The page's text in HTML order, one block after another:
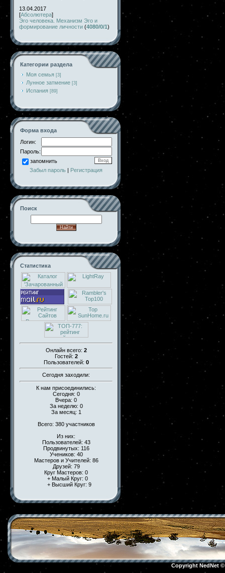
13.04.2017
[Абсолютера]
Эго человека. Механизм Эго и
формирование личности (4080/0/1)
Категории раздела
Моя семья [3]
Лунное затмение [3]
Испания [89]
Форма входа
Логин:
Пароль:
запомнить
Забыл пароль | Регистрация
Поиск
Статистика
Онлайн всего: 2
Гостей: 2
Пользователей: 0
Сегодня заходили:
К нам присоединились:
Сегодня: 0
Вчера: 0
За неделю: 0
За месяц: 1
Всего: 380 участников
Из них:
Пользователей: 43
Продвинутых: 116
Учеников: 40
Мастеров и Учителей: 86
Друзей: 79
Круг Мастеров: 0
+ Малый Круг: 0
+ Высший Круг: 9
Copyright NedNet